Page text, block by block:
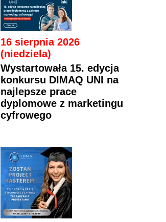
16 sierpnia 2026
(niedziela)
Wystartowała 15. edycja
konkursu DIMAQ UNI na
najlepsze prace
dyplomowe z marketingu
cyfrowego